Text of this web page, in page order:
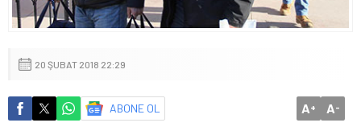
20 ŞUBAT 2018 22:29
ABONE OL A+ A-